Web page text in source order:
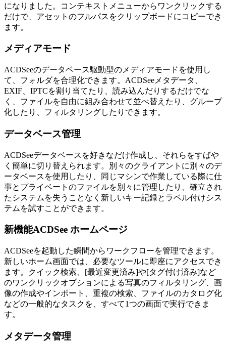
になりました。コンテキストメニューからワンクリックする
だけで、アセットのフルパスをクリップボードにコピーでき
ます。
メディアモード
ACDSeeのデータベース駆動型のメディアモードを使用し
て、フォルダを合理化できます。ACDSeeメタデータ、
EXIF、IPTCを割り当てたり、読み込んだりするだけでな
く、ファイルを自由に組み合わせて並べ替えたり、グループ
化したり、フィルタリングしたりできます。
データベース管理
ACDSeeデータベースを好きなだけ作成し、それらをすばや
く簡単に切り替えられます。別々のクライアントに別々のデ
ータベースを使用したり、同じマシンで作業している際に仕
事とプライベートのファイルを別々に管理したり、確立され
たシステムを失うことなく新しいキー記録とラベル付けシス
テムを試すことができます。
新機能ACDSee ホームページ
ACDSeeを起動した瞬間からワークフローを管理できます。
新しいホーム画面では、必要なツールに即座にアクセスでき
ます。クイック検索、[最近変更済み]や[タグ付け済み]など
のワンクリックオプションによる写真のフィルタリング、画
像の作成やインポート、重複の検索、ファイルのカタログ化
などの一般的なタスクを、すべて1つの画面で実行できま
す。
メタデータ管理